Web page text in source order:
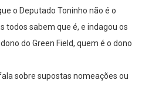
o Deputado Toninho não é o
todos sabem que é, e indagou os
do Green Field, quem é o dono
sobre supostas nomeações ou